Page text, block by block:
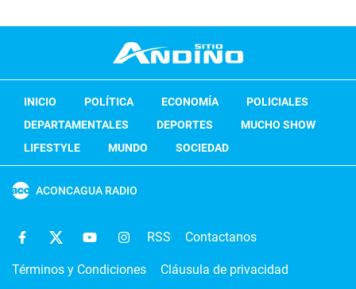
INICIO POLÍTICA ECONOMÍA
POLICIALES
DEPARTAMENTALES
DEPORTES
MUCHO SHOW
LIFESTYLE
MUNDO SOCIEDAD
ACONCAGUA RADIO
RSS Contactanos
Términos y Condiciones Cláusula de privacidad